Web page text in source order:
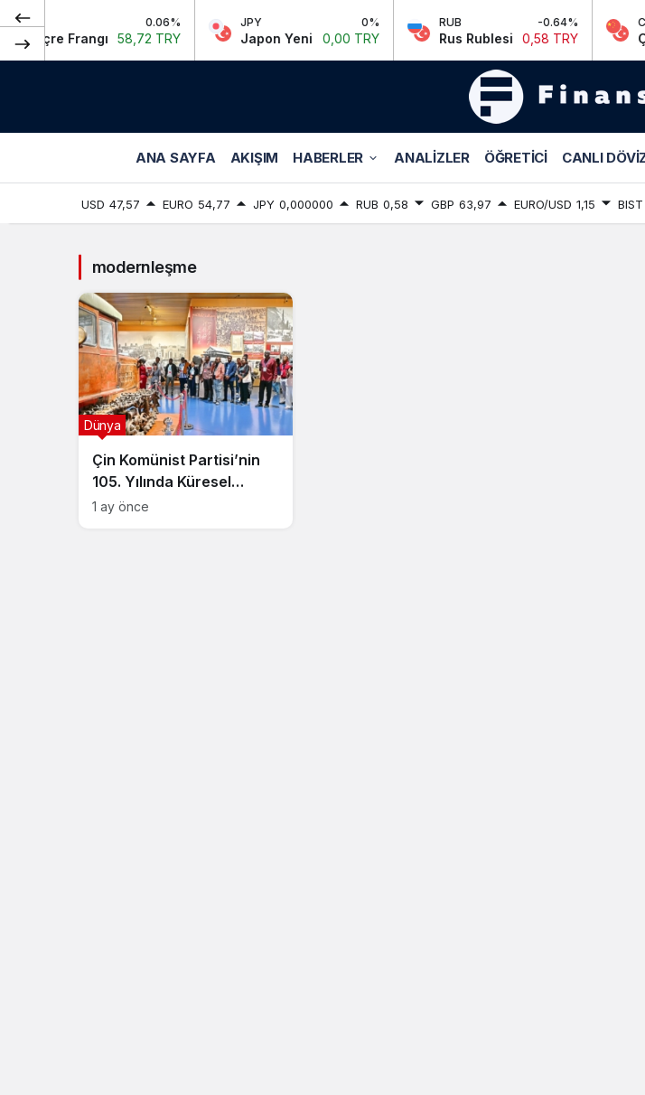
0.06%
Frangı 58,72 TRY
JPY
Japon Yeni 0,00 TRY
RUB -0.64%
Rus Rublesi 0,58 TRY
CNY
Çin
Haberleri
ANA SAYFA AKIŞIM HABERLER ANALIZLER ÖĞRETICI CANLI
USD 47,57 EURO 54,77 JPY 0,000000 RUB 0,58 GBP 63,97 EURO/USD 1,15 BIST
modernleşme
Çin Komünist Partisi’nin
105. Yılında Küresel
Vizyonu: Batı Merkezli
Dünya
1 ay önce